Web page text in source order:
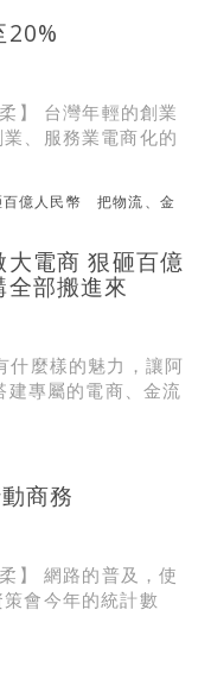
20%
】 台灣年輕的創業
、服務業電商化的
電商 狠砸百億
部搬進來
什麼樣的魅力，讓阿
專屬的電商、金流
商務
】 網路的普及，使
會今年的統計數